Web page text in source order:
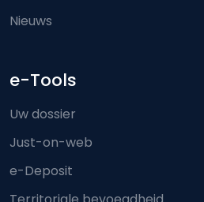
Nieuws
e-Tools
Uw dossier
Just-on-web
e-Deposit